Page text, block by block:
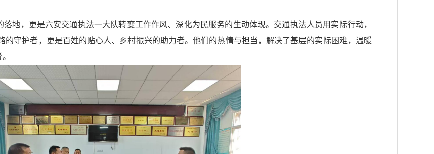
地，更是六安交通执法一大队转变工作作风、深化为民服务的生动体现。交通执法人员用实际行动，
的守护者，更是百姓的贴心人、乡村振兴的助力者。他们的热情与担当，解决了基层的实际困难，温暖